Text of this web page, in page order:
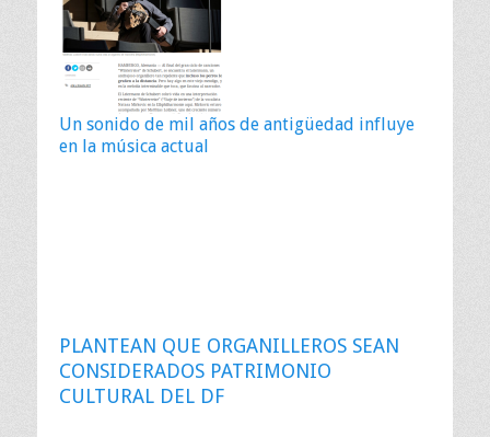
Un sonido de mil años de antigüedad influye
en la música actual
PLANTEAN QUE ORGANILLEROS SEAN
CONSIDERADOS PATRIMONIO
CULTURAL DEL DF